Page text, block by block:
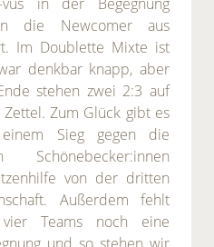
die Newcomer aus
Im Doublette Mixte ist
denkbar knapp, aber
stehen zwei 2:3 auf
Zum Glück gibt es
Sieg gegen die
Schönebecker:innen
von der dritten
Außerdem fehlt
Teams noch eine